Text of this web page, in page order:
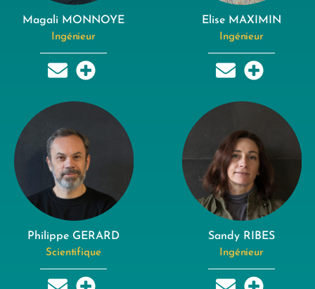
Magali MONNOYE
Ingénieur
Elise MAXIMIN
Ingénieur
Philippe GERARD
Scientifique
Sandy RIBES
Ingénieur